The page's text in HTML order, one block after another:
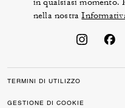
nella nostra
TERMINI DI UTILIZZO
GESTIONE DI COOKIE